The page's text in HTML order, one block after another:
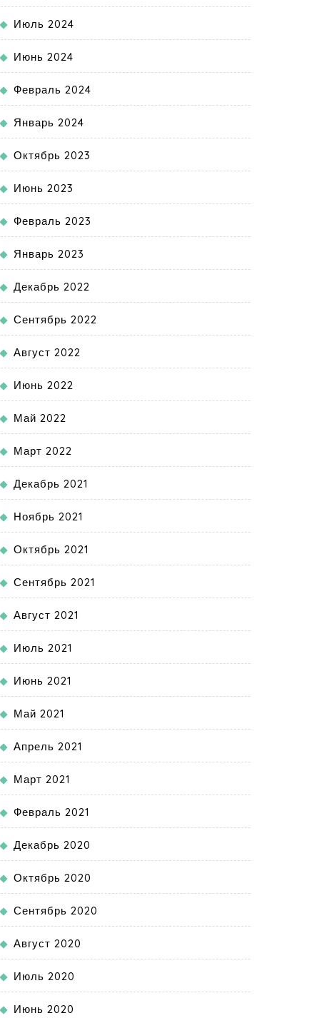
Июль 2024
Июнь 2024
Февраль 2024
Январь 2024
Октябрь 2023
Июнь 2023
Февраль 2023
Январь 2023
Декабрь 2022
Сентябрь 2022
Август 2022
Июнь 2022
Май 2022
Март 2022
Декабрь 2021
Ноябрь 2021
Октябрь 2021
Сентябрь 2021
Август 2021
Июль 2021
Июнь 2021
Май 2021
Апрель 2021
Март 2021
Февраль 2021
Декабрь 2020
Октябрь 2020
Сентябрь 2020
Август 2020
Июль 2020
Июнь 2020